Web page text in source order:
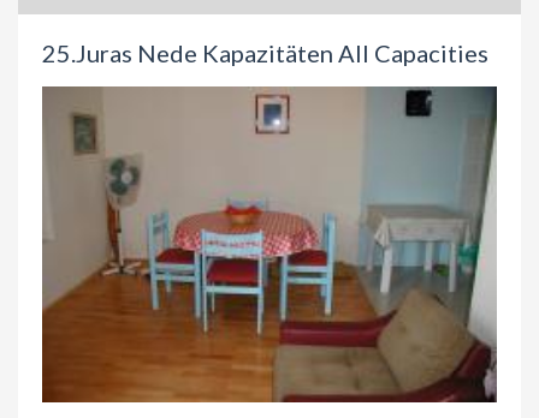
25.Juras Nede Kapazitäten All Capacities